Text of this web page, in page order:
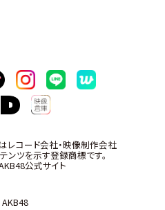
レコード会社・映像制作会社
ンツを示す登録商標です。
公式サイト